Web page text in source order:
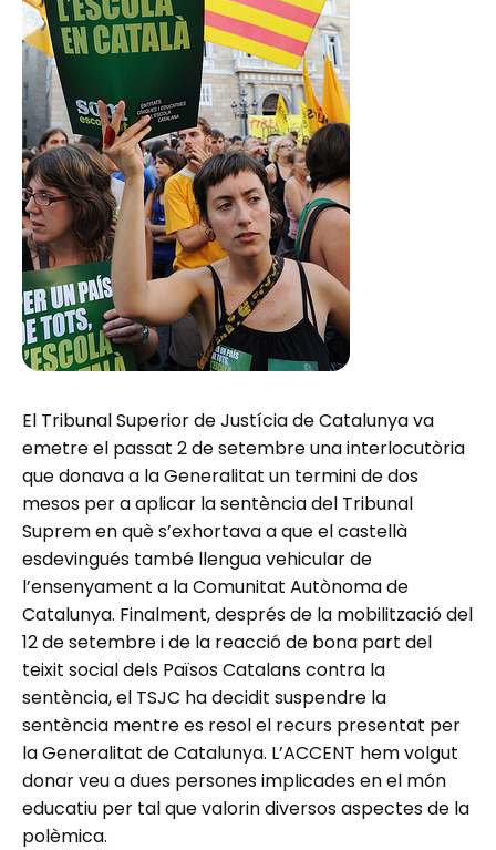
El Tribunal Superior de Justícia de Catalunya va
emetre el passat 2 de setembre una interlocutòria
que donava a la Generalitat un termini de dos
mesos per a aplicar la sentència del Tribunal
Suprem en què s’exhortava a que el castellà
esdevingués també llengua vehicular de
l’ensenyament a la Comunitat Autònoma de
Catalunya. Finalment, després de la mobilització del
12 de setembre i de la reacció de bona part del
teixit social dels Països Catalans contra la
sentència, el TSJC ha decidit suspendre la
sentència mentre es resol el recurs presentat per
la Generalitat de Catalunya. L’ACCENT hem volgut
donar veu a dues persones implicades en el món
educatiu per tal que valorin diversos aspectes de la
polèmica.